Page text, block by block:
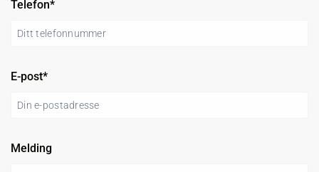
Telefon*
E-post*
Melding